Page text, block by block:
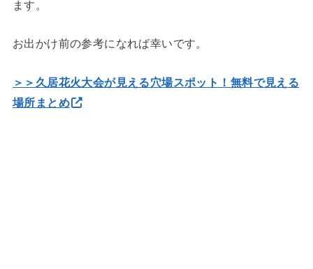
ます。
お出かけ前の参考になれば幸いです。
＞＞久居花火大会が見える穴場スポット！無料で見える
場所まとめ